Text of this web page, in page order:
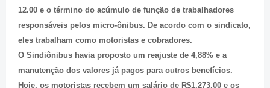
12.00 e o término do acúmulo de função de trabalhadores
responsáveis pelos micro-ônibus. De acordo com o sindicato,
eles trabalham como motoristas e cobradores.
O Sindiônibus havia proposto um reajuste de 4,88% e a
manutenção dos valores já pagos para outros benefícios.
Hoje, os motoristas recebem um salário de R$1.273.00 e os